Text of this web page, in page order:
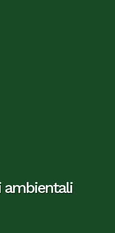
ambientali
ambientali